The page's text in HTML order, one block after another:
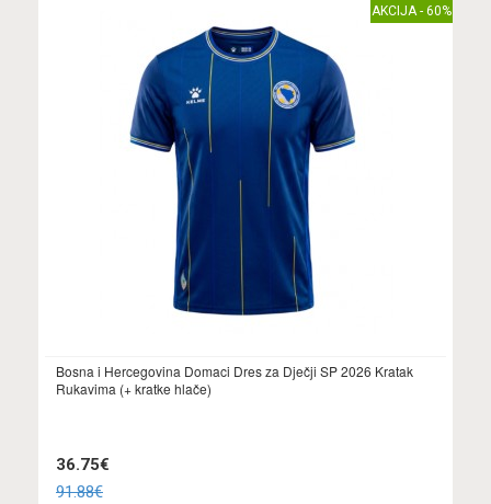
AKCIJA - 60%
Bosna i Hercegovina Domaci Dres za Dječji SP 2026 Kratak
Rukavima (+ kratke hlače)
36.75€
91.88€